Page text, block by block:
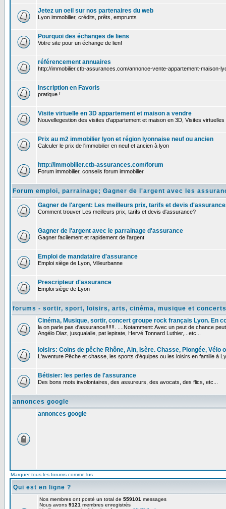
Jetez un oeil sur nos partenaires du web
Lyon immobilier, crédits, prêts, emprunts
Pourquoi des échanges de liens
Votre site pour un échange de lien!
référencement annuaires
http://immobilier.ctb-assurances.com/annonce-vente-appartement-maison-
Inscription en Favoris
pratique !
Visite virtuelle en 3D appartement et maison a vendre
Nouvellegestion des visites d'appartement et maison en 3D, Visites virtuelles
Prix au m2 immobilier lyon et région lyonnaise neuf ou ancien
Calculer le prix de l'immobilier en neuf et ancien à lyon
http://immobilier.ctb-assurances.com/forum
Forum immobilier, conseils forum immobilier
Forum emploi, parrainage; Gagner de l'argent avec les
Gagner de l'argent: Les meilleurs prix, tarifs et devis
Comment trouver Les meilleurs prix, tarifs et devis d'assurance?
Gagner de l'argent avec le parrainage d'assurance
Gagner facilement et rapidement de l'argent
Emploi de mandataire d'assurance
Emploi siège de Lyon, Villeurbanne
Prescripteur d'assurance
Emploi siège de Lyon
forums - sortir, sport, loisirs, arts, cinéma, musique et concerts
Cinéma, Musique, sortir, concert groupe rock français Lyon. En
la on parle pas d'assurance!!!!!!. ....Notamment: Avec un peut de chance
Angélo Diaz, jusqualalie, pat lepirate, Hervé Tonnard Luthier,...etc...
loisirs: Coins de pêche Rhône, Ain, Isère. Chasse, Plongée,
L'aventure Pêche et chasse, les sports d'équipes ou les loisirs en famille à
Bétisier: les perles de l'assurance
Des bons mots involontaires, des assureurs, des avocats, des flics, etc...
annonces google
annonces google
Marquer tous les forums comme lus
Qui est en ligne ?
Nos membres ont posté un total de 559101 messages
Nous avons 9121 membres enregistrés